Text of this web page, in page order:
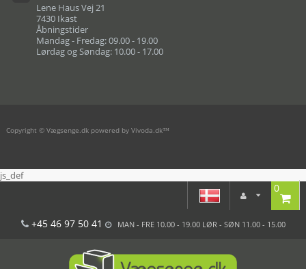
Lene Haus Vej 21
7430 Ikast
Åbningstider
Mandag - Fredag: 09.00 - 19.00
Lørdag og Søndag: 10.00 - 17.00
Copyright © Vægsenge.dk powered by Vivoda.dk™
js_def
0
+45 46 97 50 41 MAN - FRE 10.00 - 19.00 LØR - SØN 11.00 - 15.00